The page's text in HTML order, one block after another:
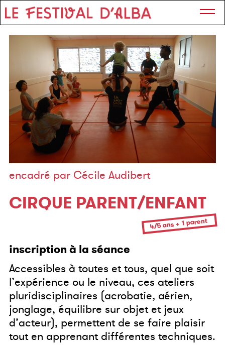
encadré par Cécile Audibert
CIRQUE PARENT/ENFANT
4/5 ans + 1 parent
inscription à la séance
Accessibles à toutes et tous, quel que soit
l’expérience ou le niveau, ces ateliers
pluridisciplinaires (acrobatie, aérien,
jonglage, équilibre sur objet et jeux
d’acteur), permettent de se faire plaisir
tout en apprenant différentes techniques.